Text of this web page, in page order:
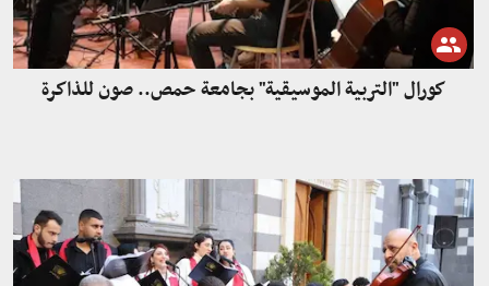
كورال "التربية الموسيقية" بجامعة حمص.. صون للذاكرة